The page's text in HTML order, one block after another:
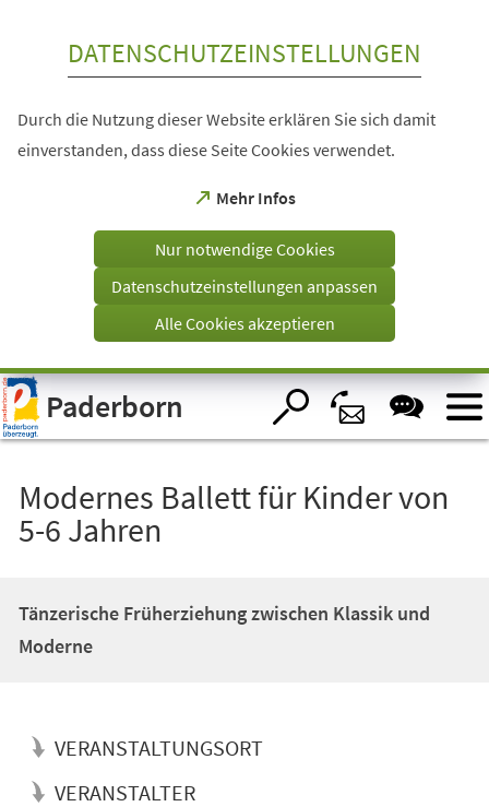
Visuelle
Assistenzsoftware
öffnen.
DATENSCHUTZEINSTELLUNGEN
Durch die Nutzung dieser Website erklären Sie sich damit
einverstanden, dass diese Seite Cookies verwendet.
Mehr Infos
(Öffnet
einem
Tab)
Nur notwendige Cookies
Datenschutzeinstellungen anpassen
Alle Cookies akzeptieren
Paderborn
Modernes Ballett für Kinder von
5-6 Jahren
Tänzerische Früherziehung zwischen Klassik und
Moderne
VERANSTALTUNGSORT
VERANSTALTER